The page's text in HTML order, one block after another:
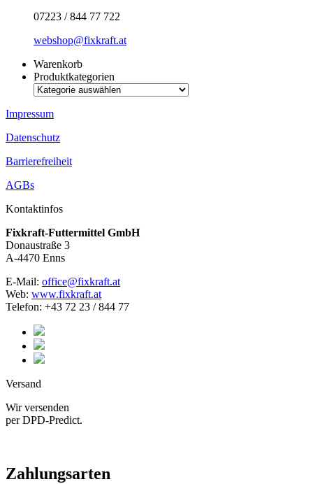
07223 / 844 77 722
webshop@fixkraft.at
Warenkorb
Produktkategorien
Impressum
Datenschutz
Barrierefreiheit
AGBs
Kontaktinfos
Fixkraft-Futtermittel GmbH
Donaustraße 3
A-4470 Enns
E-Mail: office@fixkraft.at
Web: www.fixkraft.at
Telefon: +43 72 23 / 844 77
Versand
Wir versenden
per DPD-Predict.
Zahlungsarten